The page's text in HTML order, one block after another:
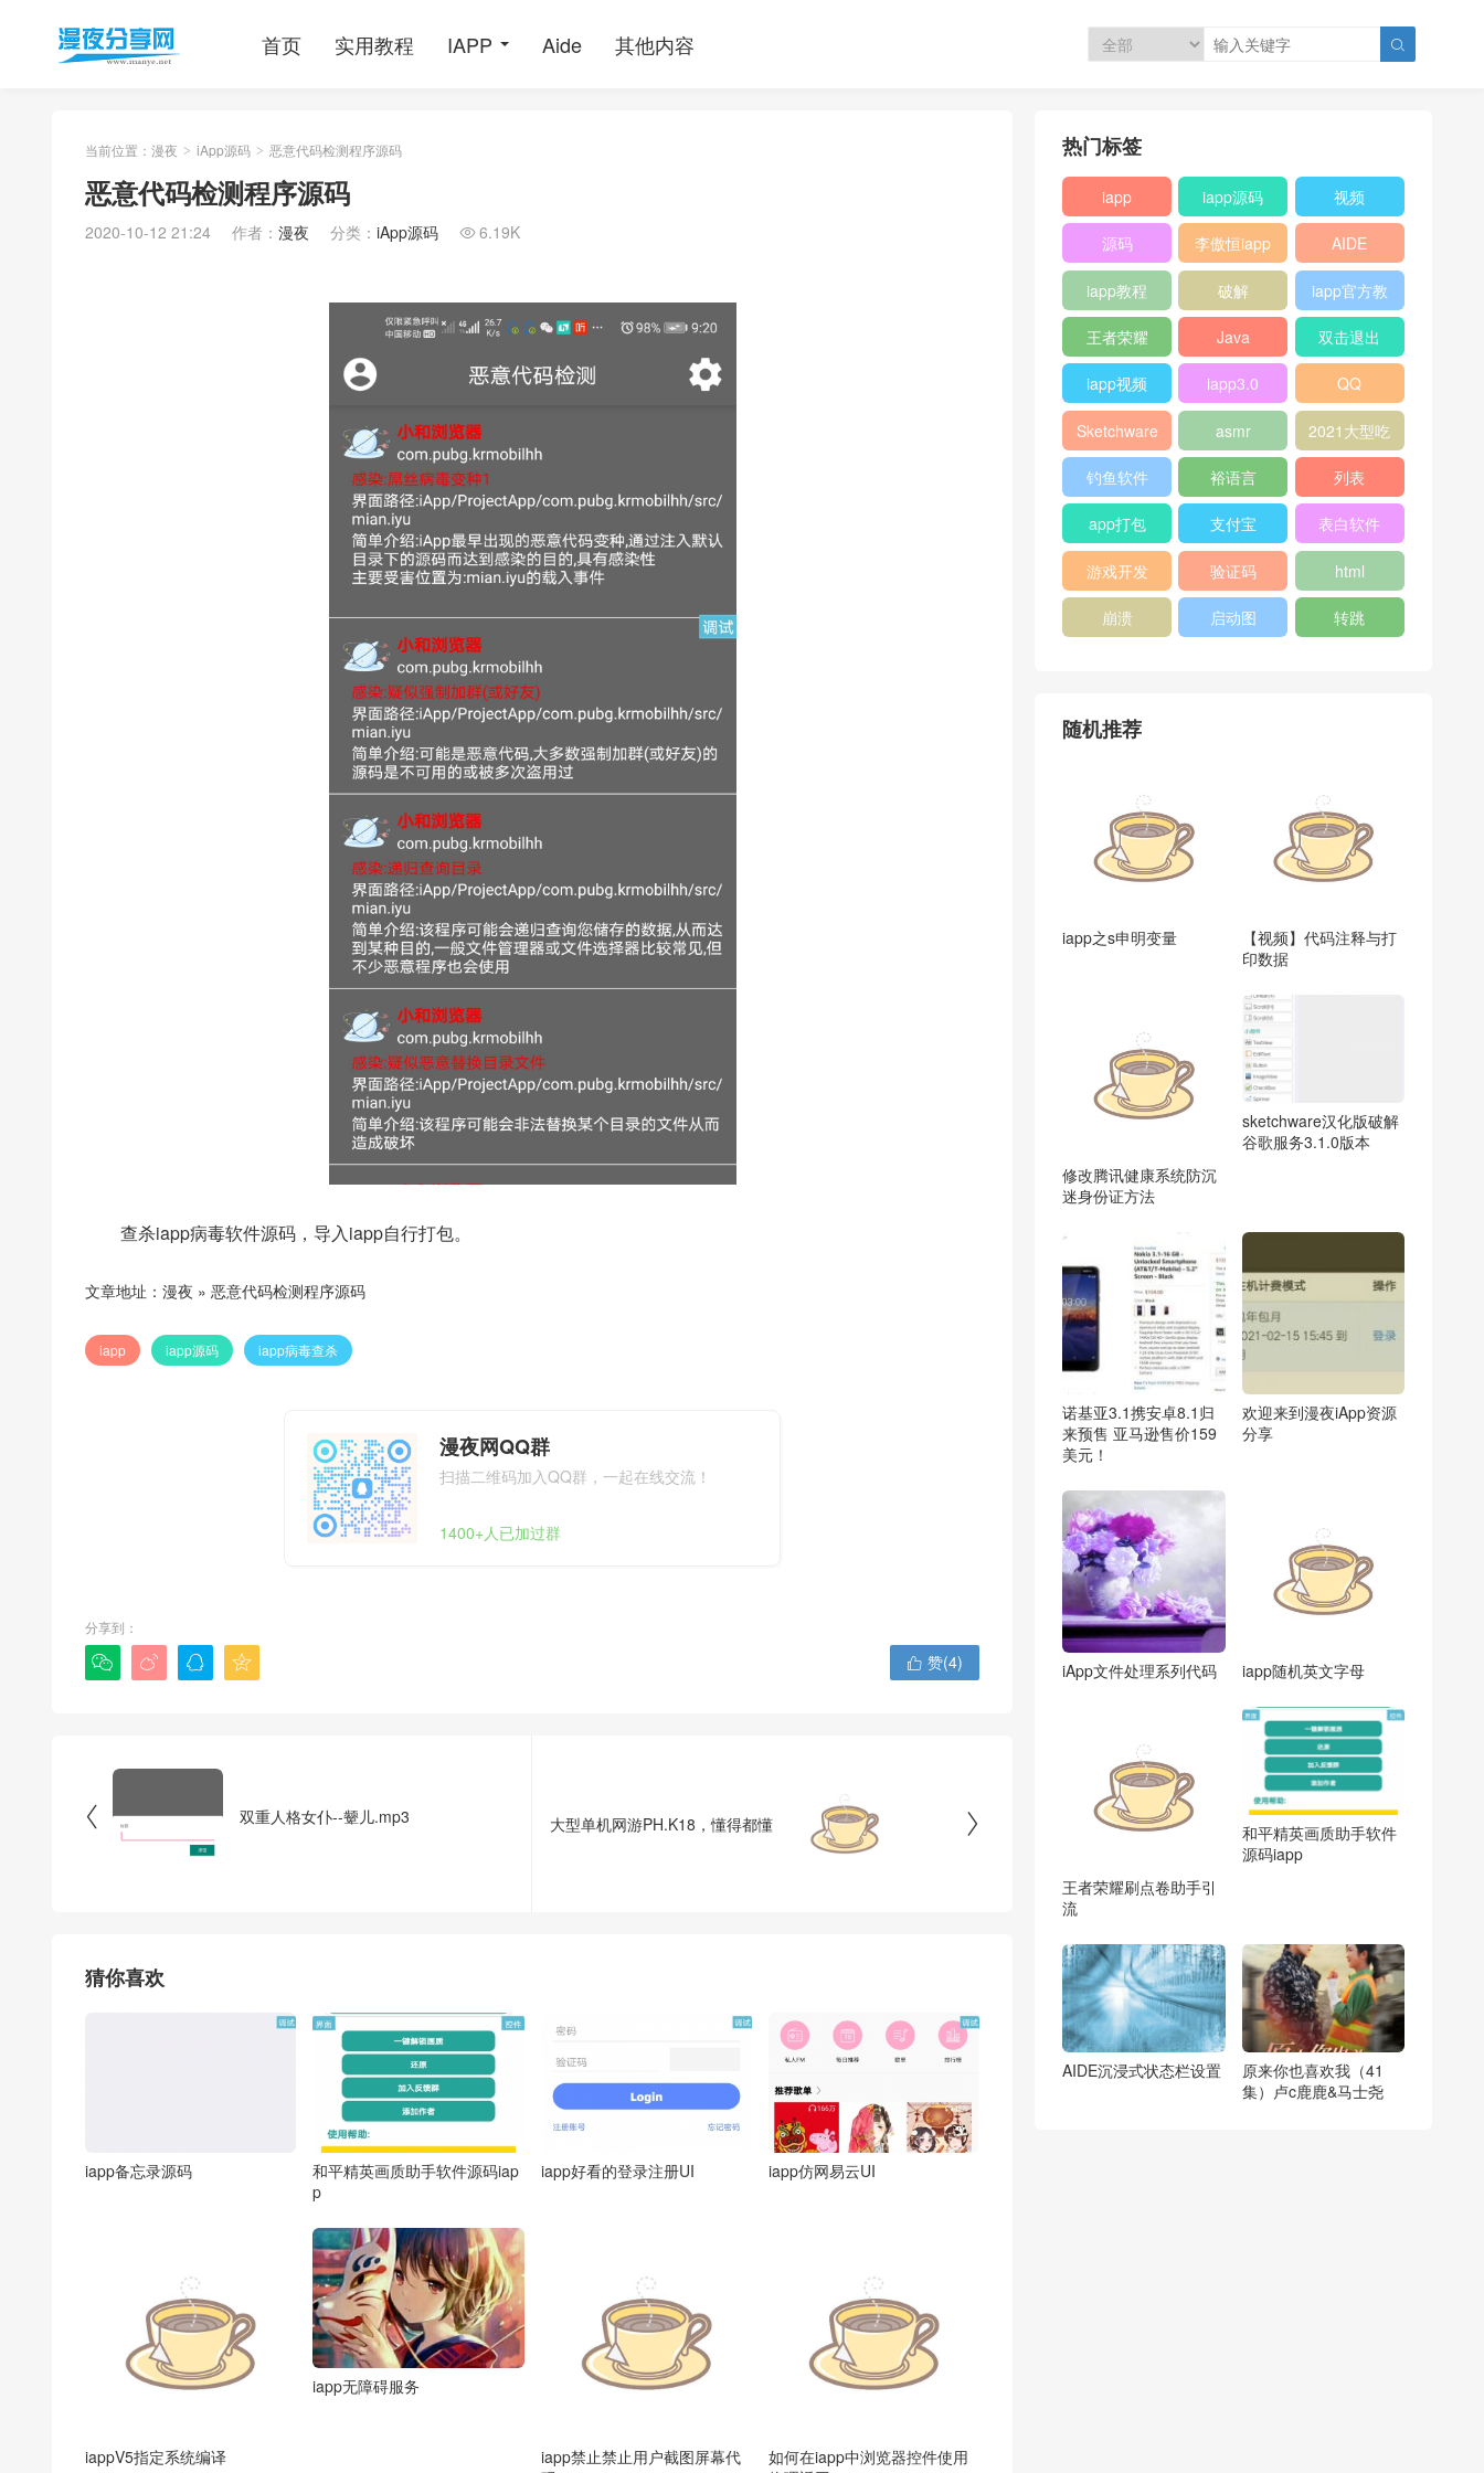
首页 实用教程 IAPP Aide 其他内容 
当前位置： 漫夜 > iApp源码 > 恶意代码检测程序源码
恶意代码检测程序源码
2020-10-12 21:24 作者： 漫夜 分类： iApp源码  6.19K
查杀iapp病毒软件源码，导入iapp自行打包。
文章地址： 漫夜 » 恶意代码检测程序源码
iapp iapp源码 iapp病毒查杀
漫夜网QQ群
扫描二维码加入QQ群，一起在线交流！
1400+人已加过群
分享到：
     赞(4)
 双重人格女仆--颦儿.mp3 
大型单机网游PH.K18，懂得都懂
猜你喜欢
iapp备忘录源码
和平精英画质助手软件源码iap
p
iapp好看的登录注册UI iapp仿网易云UI
iappV5指定系统编译
iapp无障碍服务
iapp禁止禁止用户截图屏幕代
如何在iapp中浏览器控件使用
热门标签
iapp iapp源码 视频
源码
李傲恒iapp
教程
AIDE
iapp教程 破解
iapp官方教
程
王者荣耀 Java 双击退出
iapp视频 iapp3.0 QQ
Sketchware asmr
2021大型吃
瓜现场
钓鱼软件 裕语言 列表
app打包 支付宝 表白软件
游戏开发 验证码 html
崩溃 启动图 转跳
随机推荐
iapp之s申明变量
【视频】代码注释与打
印数据
修改腾讯健康系统防沉
迷身份证方法
sketchware汉化版破解
谷歌服务3.1.0版本
诺基亚3.1携安卓8.1归
来预售 亚马逊售价159
美元！
欢迎来到漫夜iApp资源
分享
iApp文件处理系列代码 iapp随机英文字母
王者荣耀刷点卷助手引
流
和平精英画质助手软件
源码iapp
AIDE沉浸式状态栏设置
原来你也喜欢我（41
集）卢c鹿鹿&马士尧